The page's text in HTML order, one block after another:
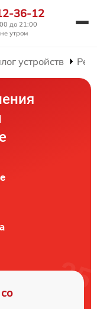
36-12
до 21:00
утром
устройств